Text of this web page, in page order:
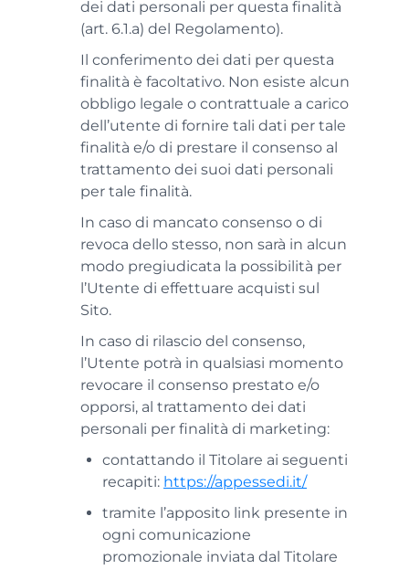
dei dati personali per questa finalità
(art. 6.1.a) del Regolamento).
Il conferimento dei dati per questa
finalità è facoltativo. Non esiste alcun
obbligo legale o contrattuale a carico
dell’utente di fornire tali dati per tale
finalità e/o di prestare il consenso al
trattamento dei suoi dati personali
per tale finalità.
In caso di mancato consenso o di
revoca dello stesso, non sarà in alcun
modo pregiudicata la possibilità per
l’Utente di effettuare acquisti sul
Sito.
In caso di rilascio del consenso,
l’Utente potrà in qualsiasi momento
revocare il consenso prestato e/o
opporsi, al trattamento dei dati
personali per finalità di marketing:
contattando il Titolare ai seguenti
recapiti: https://appessedi.it/
tramite l’apposito link presente in
ogni comunicazione
promozionale inviata dal Titolare